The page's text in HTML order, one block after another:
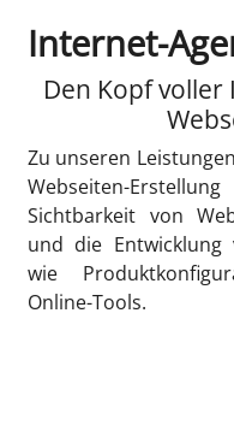
Internet-
Den Kopf voller
Zu unseren
Webseiten-
Sichtbarkeit von
und die Entwicklung
wie
Online-Tools.